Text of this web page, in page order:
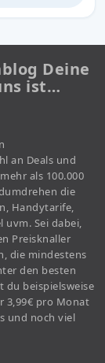
Deine
ist…
an Deals und
als 100.000
die
Handytarife,
uvm. Sei dabei,
Preisknaller
die mindestens
den besten
du beispielsweise
3,99€ pro Monat
und noch viel